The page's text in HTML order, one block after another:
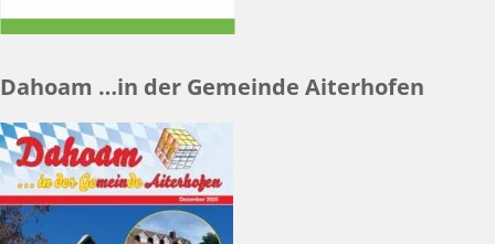
Dahoam …in der Gemeinde Aiterhofen